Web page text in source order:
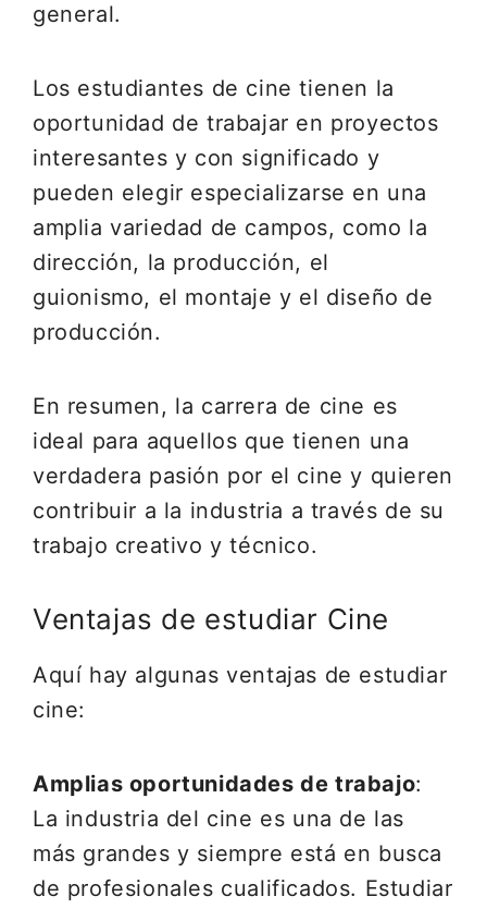
general.
Los estudiantes de cine tienen la
oportunidad de trabajar en proyectos
interesantes y con significado y
pueden elegir especializarse en una
amplia variedad de campos, como la
dirección, la producción, el
guionismo, el montaje y el diseño de
producción.
En resumen, la carrera de cine es
ideal para aquellos que tienen una
verdadera pasión por el cine y quieren
contribuir a la industria a través de su
trabajo creativo y técnico.
Ventajas de estudiar Cine
Aquí hay algunas ventajas de estudiar
cine:
Amplias oportunidades de trabajo:
La industria del cine es una de las
más grandes y siempre está en busca
de profesionales cualificados. Estudiar